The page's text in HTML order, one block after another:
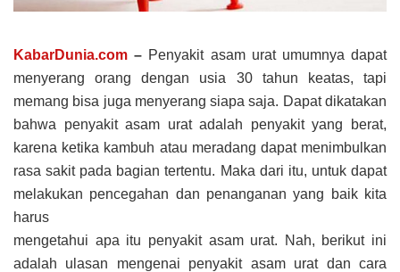
KabarDunia.com – Penyakit asam urat umumnya dapat
menyerang orang dengan usia 30 tahun keatas, tapi
memang bisa juga menyerang siapa saja. Dapat dikatakan
bahwa penyakit asam urat adalah penyakit yang berat,
karena ketika kambuh atau meradang dapat menimbulkan
rasa sakit pada bagian tertentu. Maka dari itu, untuk dapat
melakukan pencegahan dan penanganan yang baik kita
harus
mengetahui apa itu penyakit asam urat. Nah, berikut ini
adalah ulasan mengenai penyakit asam urat dan cara